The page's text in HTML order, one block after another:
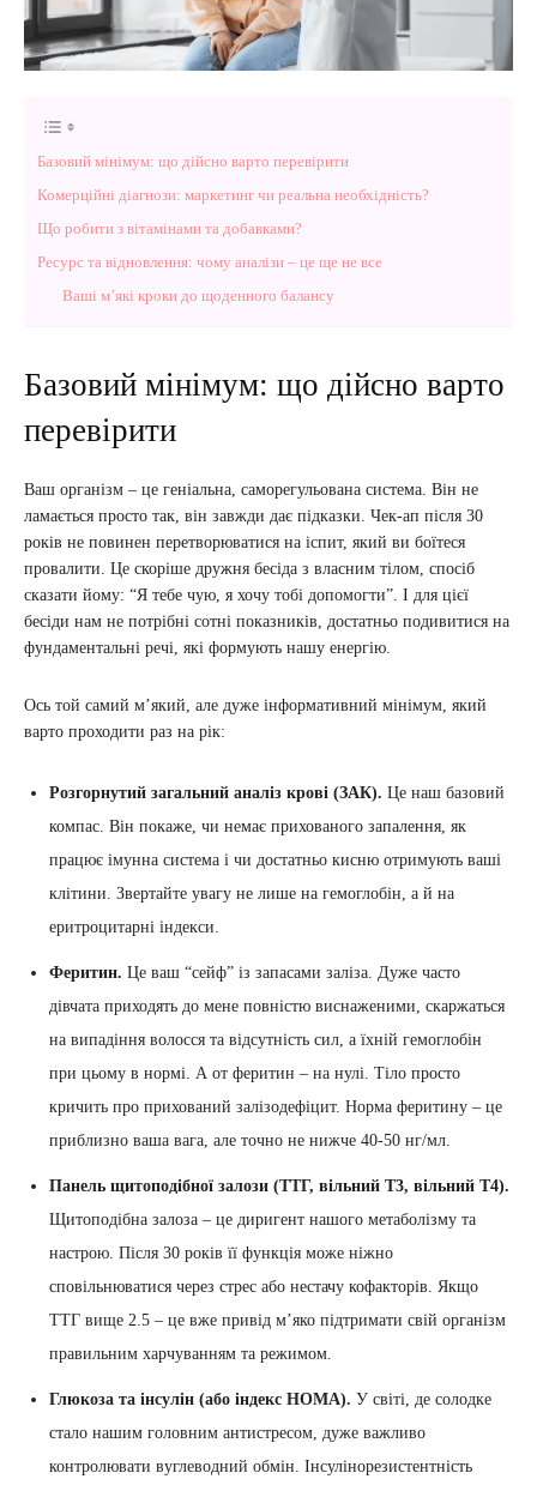
Базовий мінімум: що дійсно варто перевірити
Комерційні діагнози: маркетинг чи реальна необхідність?
Що робити з вітамінами та добавками?
Ресурс та відновлення: чому аналізи – це ще не все
Ваші м’які кроки до щоденного балансу
Базовий мінімум: що дійсно варто
перевірити
Ваш організм – це геніальна, саморегульована система. Він не
ламається просто так, він завжди дає підказки. Чек-ап після 30
років не повинен перетворюватися на іспит, який ви боїтеся
провалити. Це скоріше дружня бесіда з власним тілом, спосіб
сказати йому: “Я тебе чую, я хочу тобі допомогти”. І для цієї
бесіди нам не потрібні сотні показників, достатньо подивитися на
фундаментальні речі, які формують нашу енергію.
Ось той самий м’який, але дуже інформативний мінімум, який
варто проходити раз на рік:
Розгорнутий загальний аналіз крові (ЗАК). Це наш базовий
компас. Він покаже, чи немає прихованого запалення, як
працює імунна система і чи достатньо кисню отримують ваші
клітини. Звертайте увагу не лише на гемоглобін, а й на
еритроцитарні індекси.
Феритин. Це ваш “сейф” із запасами заліза. Дуже часто
дівчата приходять до мене повністю виснаженими, скаржаться
на випадіння волосся та відсутність сил, а їхній гемоглобін
при цьому в нормі. А от феритин – на нулі. Тіло просто
кричить про прихований залізодефіцит. Норма феритину – це
приблизно ваша вага, але точно не нижче 40-50 нг/мл.
Панель щитоподібної залози (ТТГ, вільний Т3, вільний Т4).
Щитоподібна залоза – це диригент нашого метаболізму та
настрою. Після 30 років її функція може ніжно
сповільнюватися через стрес або нестачу кофакторів. Якщо
ТТГ вище 2.5 – це вже привід м’яко підтримати свій організм
правильним харчуванням та режимом.
Глюкоза та інсулін (або індекс HOMA). У світі, де солодке
стало нашим головним антистресом, дуже важливо
контролювати вуглеводний обмін. Інсулінорезистентність